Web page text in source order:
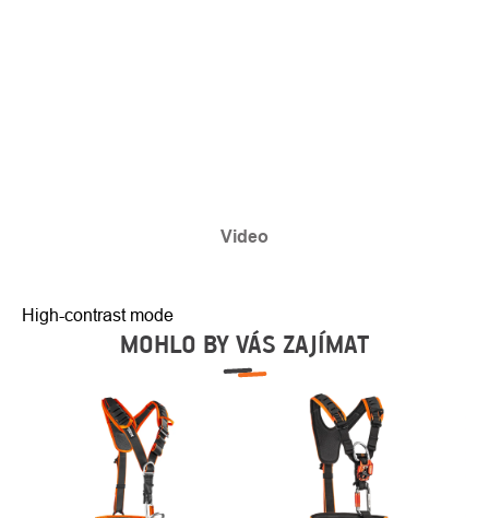
Video
High-contrast mode
MOHLO BY VÁS ZAJÍMAT